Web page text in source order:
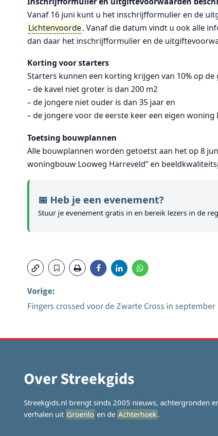
Vanaf 16 juni kunt u het inschrijfformulier en de
Lichtenvoorde. Vanaf die datum vindt u ook alle
dan daar het inschrijfformulier en de
Korting voor starters
Starters kunnen een korting krijgen van 10% op
– de kavel niet groter is dan 200 m2
– de jongere niet ouder is dan 35 jaar en
– de jongere voor de eerste keer een eigen
Toetsing bouwplannen
Alle bouwplannen worden getoetst aan het op 8
woningbouw Looweg Harreveld” en
📅 Heb je een evenement?
Stuur je evenement gratis in en bereik lezers in de
Bericht
navigatie
Vorige:
Fingers crossed voor de Zwarte Cross in september
Over Streekgids
Streekgids.nl brengt sinds 2005 nieuws, achtergronden
verhalen uit Groenlo en de Achterhoek.